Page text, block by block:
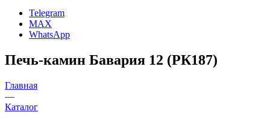
Telegram
MAX
WhatsApp
Печь-камин Бавария 12 (РК187)
Главная
—
Каталог